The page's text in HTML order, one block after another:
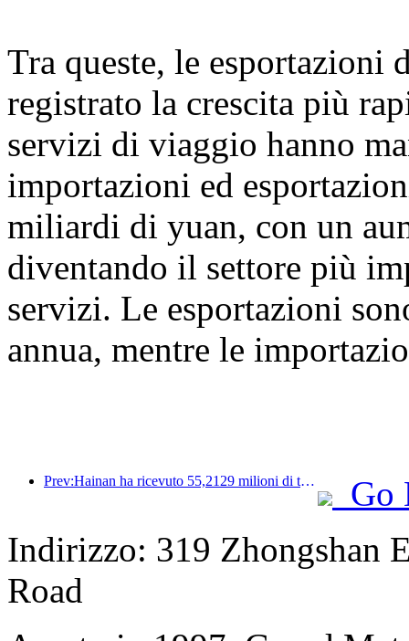
Tra queste, le
registrato la crescita più
servizi di viaggio hanno
importazioni ed
miliardi di yuan, con un
diventando il settore più
servizi. Le esportazioni
annua, mentre le
Prev:Hainan ha ricevuto 55,2129 milioni di turisti nella prima metà dell'anno
Go
Indirizzo: 319 Zhongshan
Road